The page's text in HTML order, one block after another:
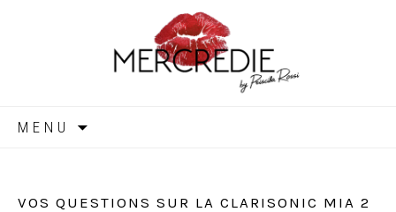
MERCREDIE
MENU
VOS QUESTIONS SUR LA CLARISONIC MIA 2